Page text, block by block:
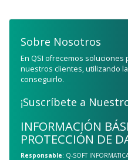
Sobre Nosotros
En QSI ofrecemos soluciones
nuestros clientes, utilizando
conseguirlo.
¡Suscríbete a
INFORMACIÓN
PROTECCIÓN DE
Responsable: Q-SOFT